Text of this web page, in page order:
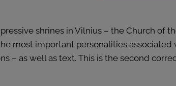
shrines in Vilnius – the Church of
most important personalities
– as well as text. This is the second